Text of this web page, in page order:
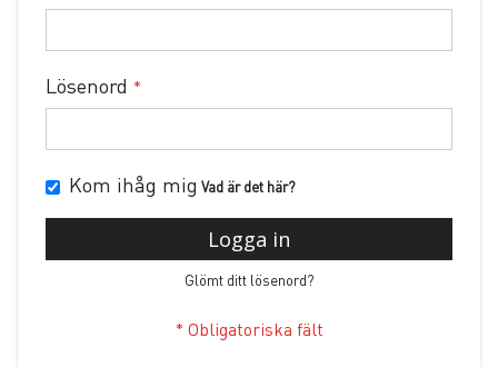
Lösenord
Kom ihåg mig Vad är det här?
Logga in
Glömt ditt lösenord?